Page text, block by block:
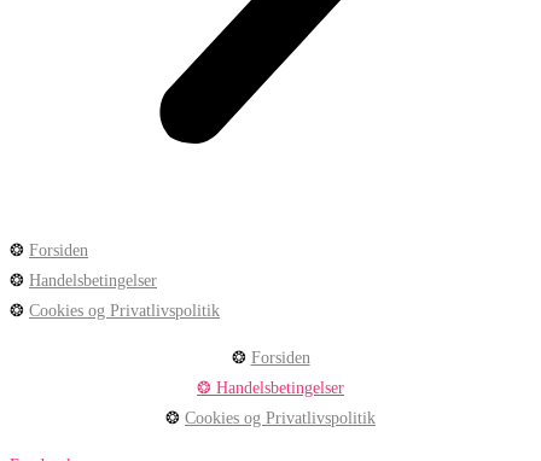
❂ Forsiden
❂ Handelsbetingelser
❂ Cookies og Privatlivspolitik
❂ Forsiden
❂ Handelsbetingelser
❂ Cookies og Privatlivspolitik